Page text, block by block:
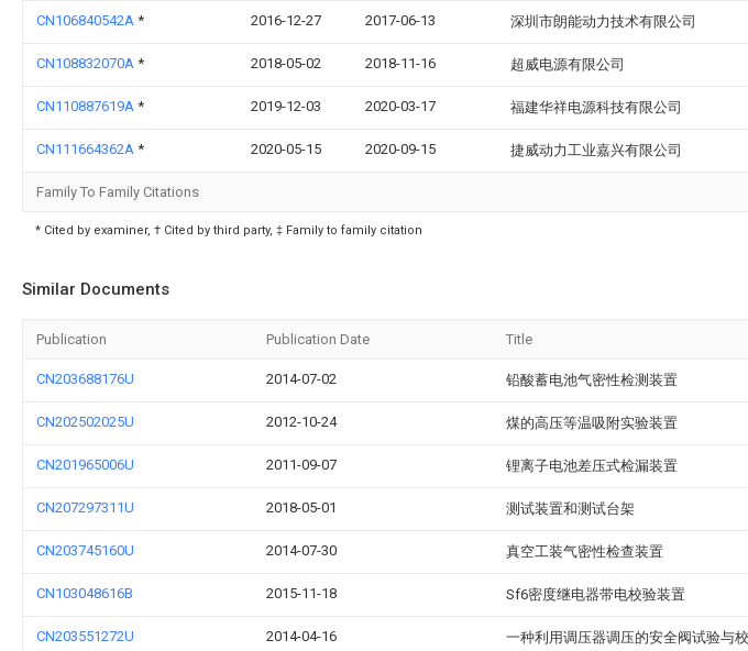
CN106840542A * 2016-12-27 2017-06-13 深圳市朗能动力技术有限公司
CN108832070A * 2018-05-02 2018-11-16 超威电源有限公司
CN110887619A * 2019-12-03 2020-03-17 福建华祥电源科技有限公司
CN111664362A * 2020-05-15 2020-09-15 捷威动力工业嘉兴有限公司
Family To Family Citations
* Cited by examiner, † Cited by third party, ‡ Family to family citation
Similar Documents
Publication Publication Date Title
CN203688176U 2014-07-02 铅酸蓄电池气密性检测装置
CN202502025U 2012-10-24 煤的高压等温吸附实验装置
CN201965006U 2011-09-07 锂离子电池差压式检漏装置
CN207297311U 2018-05-01 测试装置和测试台架
CN203745160U 2014-07-30 真空工装气密性检查装置
CN103048616B 2015-11-18 Sf6密度继电器带电校验装置
CN203551272U 2014-04-16 一种利用调压器调压的安全阀试验与